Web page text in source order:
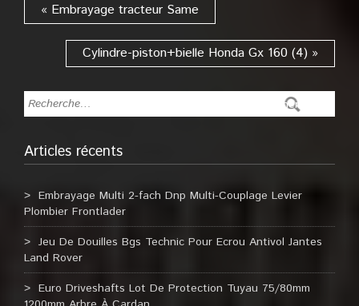
« Embrayage tracteur Same
Cylindre-piston+bielle Honda Gx 160 (4) »
Articles récents
Embrayage Multi 2-fach Dnp Multi-Couplage Levier
Plombier Frontlader
Jeu De Douilles Bgs Technic Pour Ecrou Antivol Jantes
Land Rover
Euro Driveshafts Lot De Protection Tuyau 75/80mm